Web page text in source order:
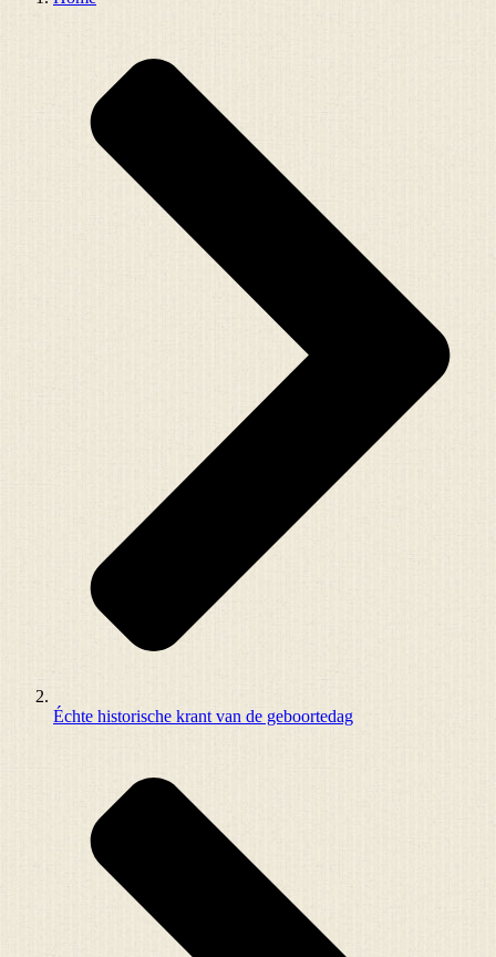
Échte historische krant van de geboortedag